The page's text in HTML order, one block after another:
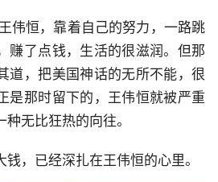
伟恒，靠着自己的努力，一路跳
赚了点钱，生活的很滋润。但那
道，把美国神话的无所不能，很
是那时留下的，王伟恒就被严重
无比狂热的向往。
，已经深扎在王伟恒的心里。